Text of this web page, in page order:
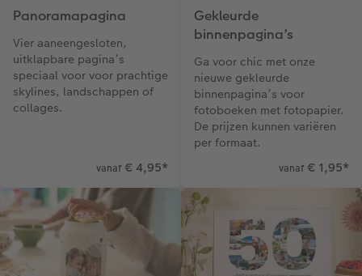
Panoramapagina
Vier aaneengesloten,
uitklapbare pagina’s
speciaal voor voor prachtige
skylines, landschappen of
collages.
vanaf € 4,95*
Gekleurde
binnenpagina’s
Ga voor chic met onze
nieuwe gekleurde
binnenpagina’s voor
fotoboeken met fotopapier.
De prijzen kunnen variëren
per formaat.
vanaf € 1,95*